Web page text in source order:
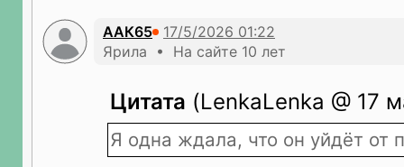
ААК65
Ярила • На сайте 10 лет
Цитата (LenkaLenka @ 17
Я одна ждала, что он уйдёт от